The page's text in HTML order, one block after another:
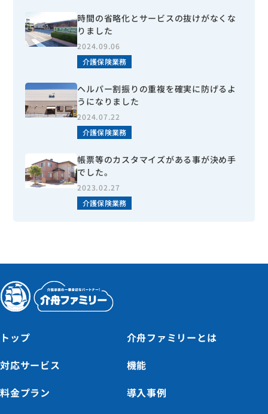
時間の省略化とサービスの抜けがなくな
りました
2024.09.06
介護保険業務
ヘルパー割振りの重複を確実に防げるよ
うになりました
2024.07.22
介護保険業務
帳票等のカスタマイズがある事が決め手
でした。
2023.02.27
介護保険業務
トップ
介舟ファミリーとは
対応サービス
機能
料金プラン
導入事例